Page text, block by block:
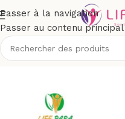
Passer à la navigation
Passer au contenu principal
/Visage/Maquillage/